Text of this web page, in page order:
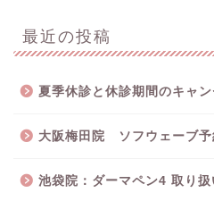
最近の投稿
夏季休診と休診期間のキャ
大阪梅田院 ソフウェーブ予
池袋院：ダーマペン4 取り